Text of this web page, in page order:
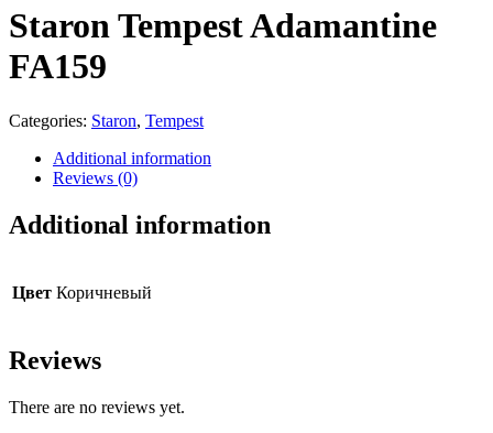
Staron Tempest Adamantine
FA159
Categories: Staron, Tempest
Additional information
Reviews (0)
Additional information
Цвет Коричневый
Reviews
There are no reviews yet.